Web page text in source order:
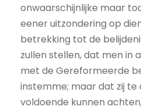
onwaarschijnlijke maar
eener uitzondering op
betrekking tot de
zullen stellen, dat men in
met de Gereformeerde
instemme; maar dat zij te
voldoende kunnen